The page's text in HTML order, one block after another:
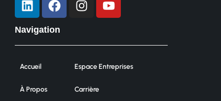
Navigation
Accueil
À Propos
Espace Entreprises
Carrière